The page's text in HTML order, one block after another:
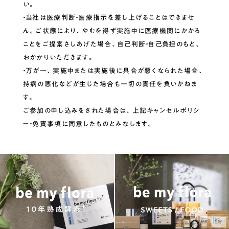
い。
・当社は医療判断・医療指示を差し上げることはできませ
ん。ご状態により、やむを得ず実施中に医療機関にかかる
ことをご提案さしあげた場合、自己判断・自己負担のもと、
おかかりいただきます。
・万が一、実施中または実施後に具合が悪くなられた場合、
持病の悪化などが生じた場合も一切の責任を負いかねま
す。
ご参加の申し込みをされた場合は、上記キャンセルポリシ
ー・免責事項に同意したものとみなします。